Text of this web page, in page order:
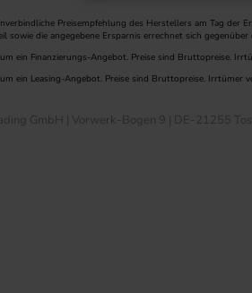
Preisempfehlung des Herstellers am Tag der
sowie die angegebene Ersparnis errechnet sich
ein Finanzierungs-Angebot. Preise sind Bruttopreise.
ein Leasing-Angebot. Preise sind Bruttopreise. Irrtümer
GmbH | Vorwerk-Bogen 9 | DE-21255